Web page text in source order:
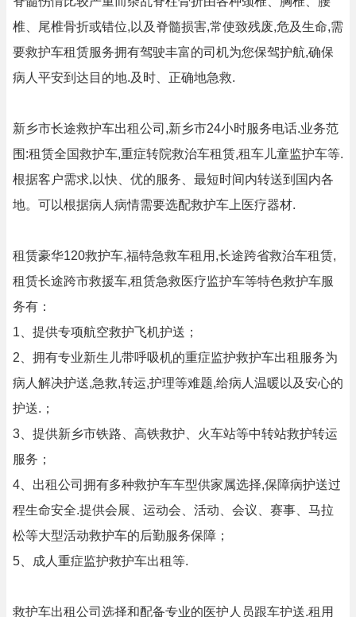
椎、尾椎骨折或错位,以及脊髓损害,常使致残废,危及生命,需
要救护车租赁服务拥有驾驶丰富的司机为您保驾护航,确保
病人平安到达目的地.及时、正确地急救.
新乡市长途救护车出租公司,新乡市24小时服务电话.业务范
围:租赁全国救护车,重症转院救治车租赁,租车儿童监护车等.
根据客户需求,以快、优的服务、最短时间内转送到国内各
地。可以根据病人病情需要选配救护车上医疗器材.
租赁豪华120救护车,福特急救车租用,长途跨省救治车租赁,
租赁长途跨市救援车,租赁急救医疗监护车等特色救护车服
务有：
1、提供专项航空救护飞机护送；
2、拥有专业新生儿带呼吸机的重症监护救护车出租服务为
病人解决护送,急救,转运,护理等难题,给病人温暖以及安心的
护送.；
3、提供新乡市铁路、高铁救护、火车站等中转站救护转运
服务；
4、出租公司拥有多种救护车车型供家属选择,保障病护送过
程生命安全.提供会展、运动会、活动、会议、赛事、马拉
松等大型活动救护车的后勤服务保障；
5、成人重症监护救护车出租等.
救护车出租公司选择和配备专业的医护人员跟车护送.租用